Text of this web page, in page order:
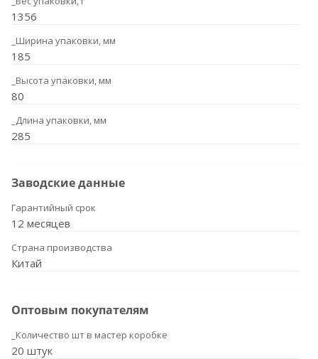
1356
_Ширина упаковки, мм
185
_Высота упаковки, мм
80
_Длина упаковки, мм
285
Заводские данные
Гарантийный срок
12 месяцев
Страна производства
Китай
Оптовым покупателям
_Количество шт в мастер коробке
20 штук